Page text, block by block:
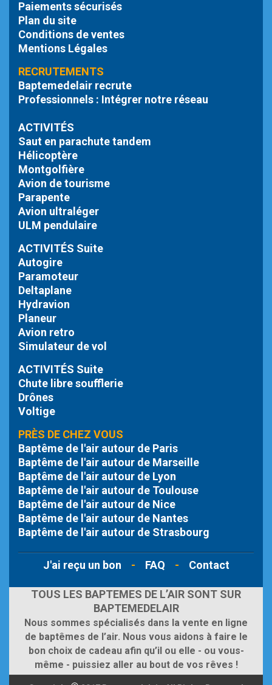
Paiements sécurisés
Plan du site
Conditions de ventes
Mentions Légales
RECRUTEMENTS
Baptemedelair recrute
Professionnels : Intégrer notre réseau
ACTIVITÉS
Saut en parachute tandem
Hélicoptère
Montgolfière
Avion de tourisme
Parapente
Avion ultraléger
ULM pendulaire
ACTIVITÉS Suite
Autogire
Paramoteur
Deltaplane
Hydravion
Planeur
Avion retro
Simulateur de vol
ACTIVITÉS Suite
Chute libresoufflerie
Drônes
Voltige
PRÈS DE CHEZ VOUS
Baptême de l'air autour de Paris
Baptême de l'air autour de Marseille
Baptême de l'air autour de Lyon
Baptême de l'air autour de Toulouse
Baptême de l'air autour de Nice
Baptême de l'air autour de Nantes
Baptême de l'air autour de Strasbourg
J'ai reçu un bon - FAQ - Contact
TOUS LES BAPTEMES DE L’AIR SONT SUR
BAPTEMEDELAIR
Nous sommes spécialisés dans la vente en ligne
de baptêmes de l’air. Nous vous aidons à faire le
bon choix de cadeau afin qu’il ou elle - ou vous-
même - puissiez aller au bout de vos rêves !